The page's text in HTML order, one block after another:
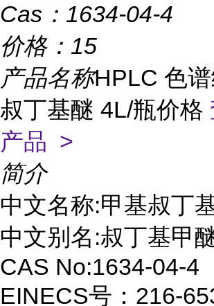
Cas： 1634-04-4
价格： 15
产品名称HPLC 色
叔丁基醚 4L/瓶价格
产品 >
简介
中文名称:甲基叔丁
中文别名:叔丁基甲
CAS No:1634-04-4
EINECS号：216-